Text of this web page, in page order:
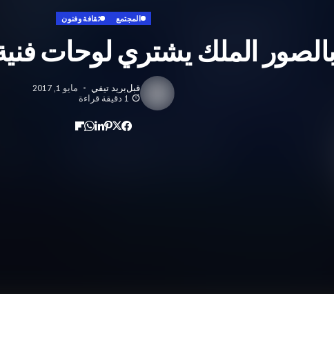
المجتمع ثقافة وفنون
الملك يشتري لوحات
قبلبريد تيفي
مايو 1, 2017
1 دقيقة قراءة